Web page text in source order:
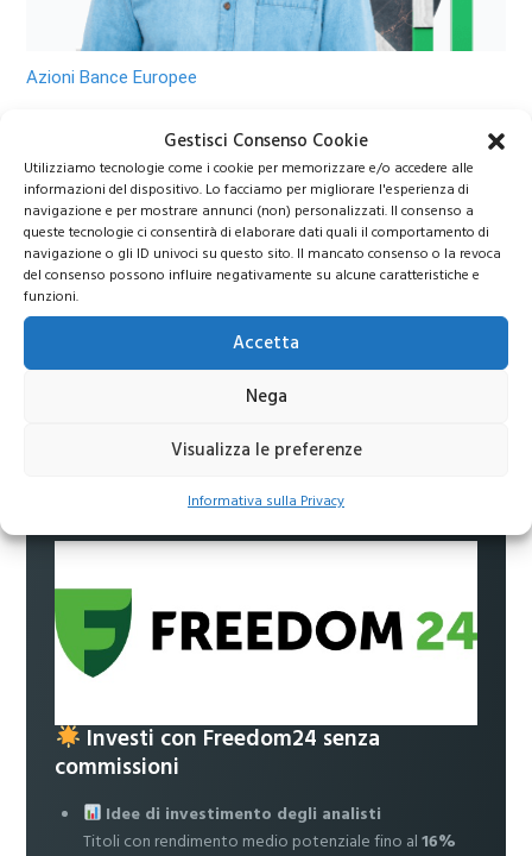
Gestisci Consenso Cookie
Utilizziamo tecnologie come i cookie per memorizzare e/o accedere alle
informazioni del dispositivo. Lo facciamo per migliorare l'esperienza di
navigazione e per mostrare annunci (non) personalizzati. Il consenso a
queste tecnologie ci consentirà di elaborare dati quali il comportamento di
navigazione o gli ID univoci su questo sito. Il mancato consenso o la revoca
del consenso possono influire negativamente su alcune caratteristiche e
funzioni.
Accetta
Nega
Visualizza le preferenze
Informativa sulla Privacy
Azioni Bance Europee
Azioni banche europee da mettere nel mirino nei
prossimi mesi
Unisciti al nostro canale Telegram!
Accedi a news, analisi e strategie esclusive per i
Investi con Freedom24 senza
commissioni
Idee di investimento degli analisti
Titoli con rendimento medio potenziale fino al16%